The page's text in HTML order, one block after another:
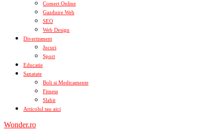
Comert Online
Gazduire Web
SEO
Web Design
Divertisment
Jocuri
Sport
Educatie
Sanatate
Boli si Medicamente
Fitness
Slabit
Articolul tau aici
Wonder.ro